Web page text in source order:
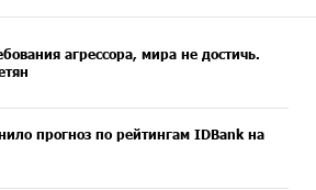
агрессора, мира не достичь.
прогноз по рейтингам IDBank на